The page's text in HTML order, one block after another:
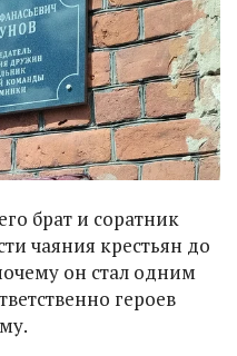
брат и соратник
чаяния крестьян до
он стал одним
героев